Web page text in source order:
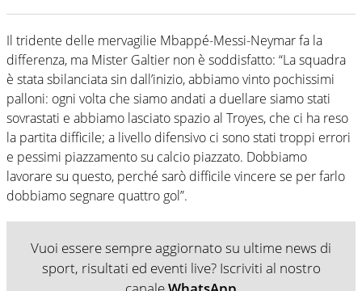
Il tridente delle mervagilie Mbappé-Messi-Neymar fa la
differenza, ma Mister Galtier non è soddisfatto: “La squadra
è stata sbilanciata sin dall’inizio, abbiamo vinto pochissimi
palloni: ogni volta che siamo andati a duellare siamo stati
sovrastati e abbiamo lasciato spazio al Troyes, che ci ha reso
la partita difficile; a livello difensivo ci sono stati troppi errori
e pessimi piazzamento su calcio piazzato. Dobbiamo
lavorare su questo, perché sarò difficile vincere se per farlo
dobbiamo segnare quattro gol”.
Vuoi essere sempre aggiornato su ultime news di
sport, risultati ed eventi live? Iscriviti al nostro